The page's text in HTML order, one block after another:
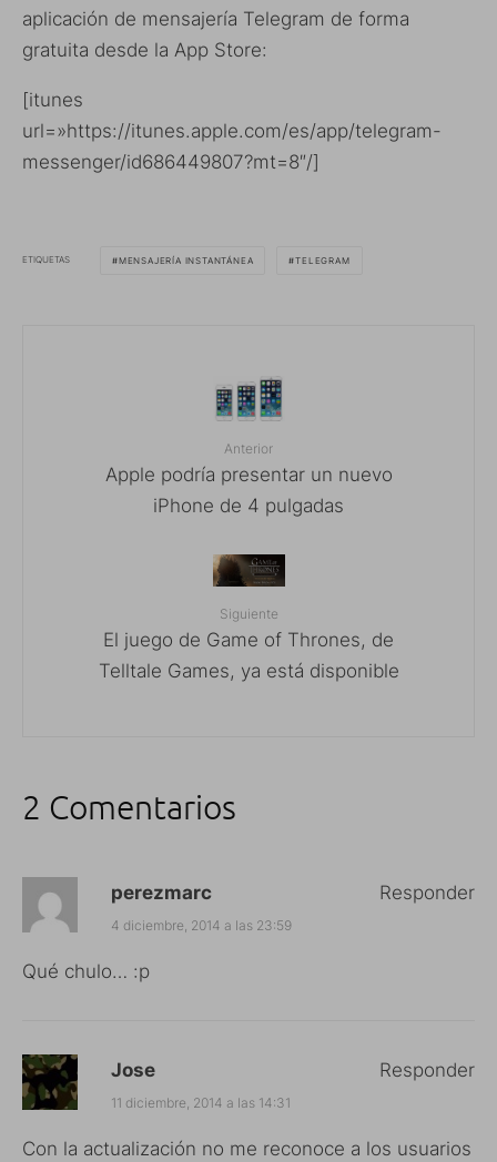
aplicación de mensajería Telegram de forma
gratuita desde la App Store:
[itunes
url=»https://itunes.apple.com/es/app/telegram-
messenger/id686449807?mt=8″/]
ETIQUETAS MENSAJERÍA INSTANTÁNEA TELEGRAM
Anterior
Apple podría presentar un nuevo
iPhone de 4 pulgadas
Siguiente
El juego de Game of Thrones, de
Telltale Games, ya está disponible
2 Comentarios
perezmarc
4 diciembre, 2014 a las 23:59
Qué chulo… :p
Responder
Jose
11 diciembre, 2014 a las 14:31
Con la actualización no me reconoce a los usuarios
Responder